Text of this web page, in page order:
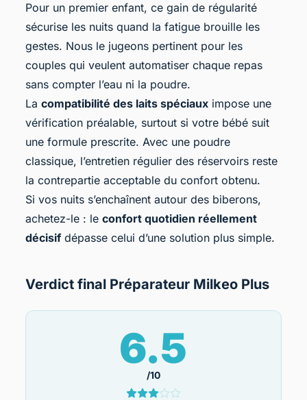
Pour un premier enfant, ce gain de régularité
sécurise les nuits quand la fatigue brouille les
gestes. Nous le jugeons pertinent pour les
couples qui veulent automatiser chaque repas
sans compter l’eau ni la poudre.
La compatibilité des laits spéciauximpose une
vérification préalable, surtout si votre bébé suit
une formule prescrite. Avec une poudre
classique, l’entretien régulier des réservoirs reste
la contrepartie acceptable du confort obtenu.
Si vos nuits s’enchaînent autour des biberons,
achetez-le : le confort quotidien réellement
décisifdépasse celui d’une solution plus simple.
Verdict final Préparateur Milkeo Plus
6.5
/10